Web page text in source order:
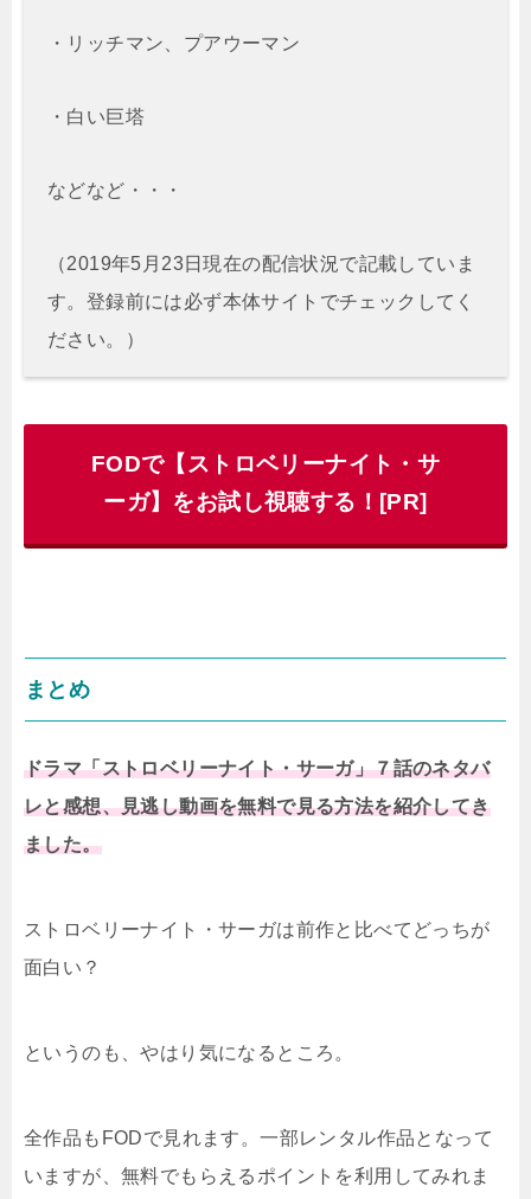
・リッチマン、プアウーマン
・白い巨塔
などなど・・・
（2019年5月23日現在の配信状況で記載していま
す。登録前には必ず本体サイトでチェックしてく
ださい。）
FODで【ストロベリーナイト・サ
ーガ】をお試し視聴する！[PR]
まとめ
ドラマ「ストロベリーナイト・サーガ」７話のネタバ
レと感想、見逃し動画を無料で見る方法を紹介してき
ました。
ストロベリーナイト・サーガは前作と比べてどっちが
面白い？
というのも、やはり気になるところ。
全作品もFODで見れます。一部レンタル作品となって
いますが、無料でもらえるポイントを利用してみれま